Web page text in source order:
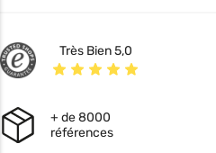
Très Bien 5,0
+ de 8000
références